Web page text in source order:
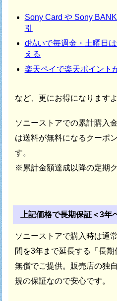
Sony Card や Sony
引
d払いで毎週金・土曜日
える
楽天ペイで楽天ポイント
など、更にお得になりますよ
ソニーストアでの累計購入
は送料が無料になるクーポ
す。
※累計金額達成以降の定期
上記価格で長期保証＜3年
ソニーストアで購入時は通
間を3年まで延長する「長
無償でご提供。 販売店の独
規の保証なので安心です。